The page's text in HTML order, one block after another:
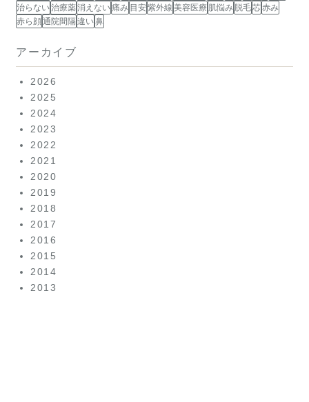
治らない治療薬消えない痛み 目安紫外線 美容医療 肌悩み 脱毛芯赤み
赤ら顔通院間隔 違い鼻
アーカイブ
2026
2025
2024
2023
2022
2021
2020
2019
2018
2017
2016
2015
2014
2013